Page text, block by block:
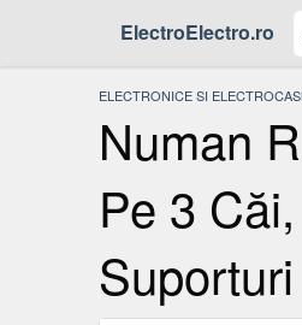
ElectroElectro.ro
ELECTRONICE SI
Numan
Pe 3
Suporturi